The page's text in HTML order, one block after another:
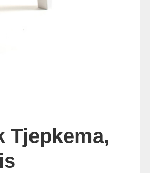
Tjepkema,